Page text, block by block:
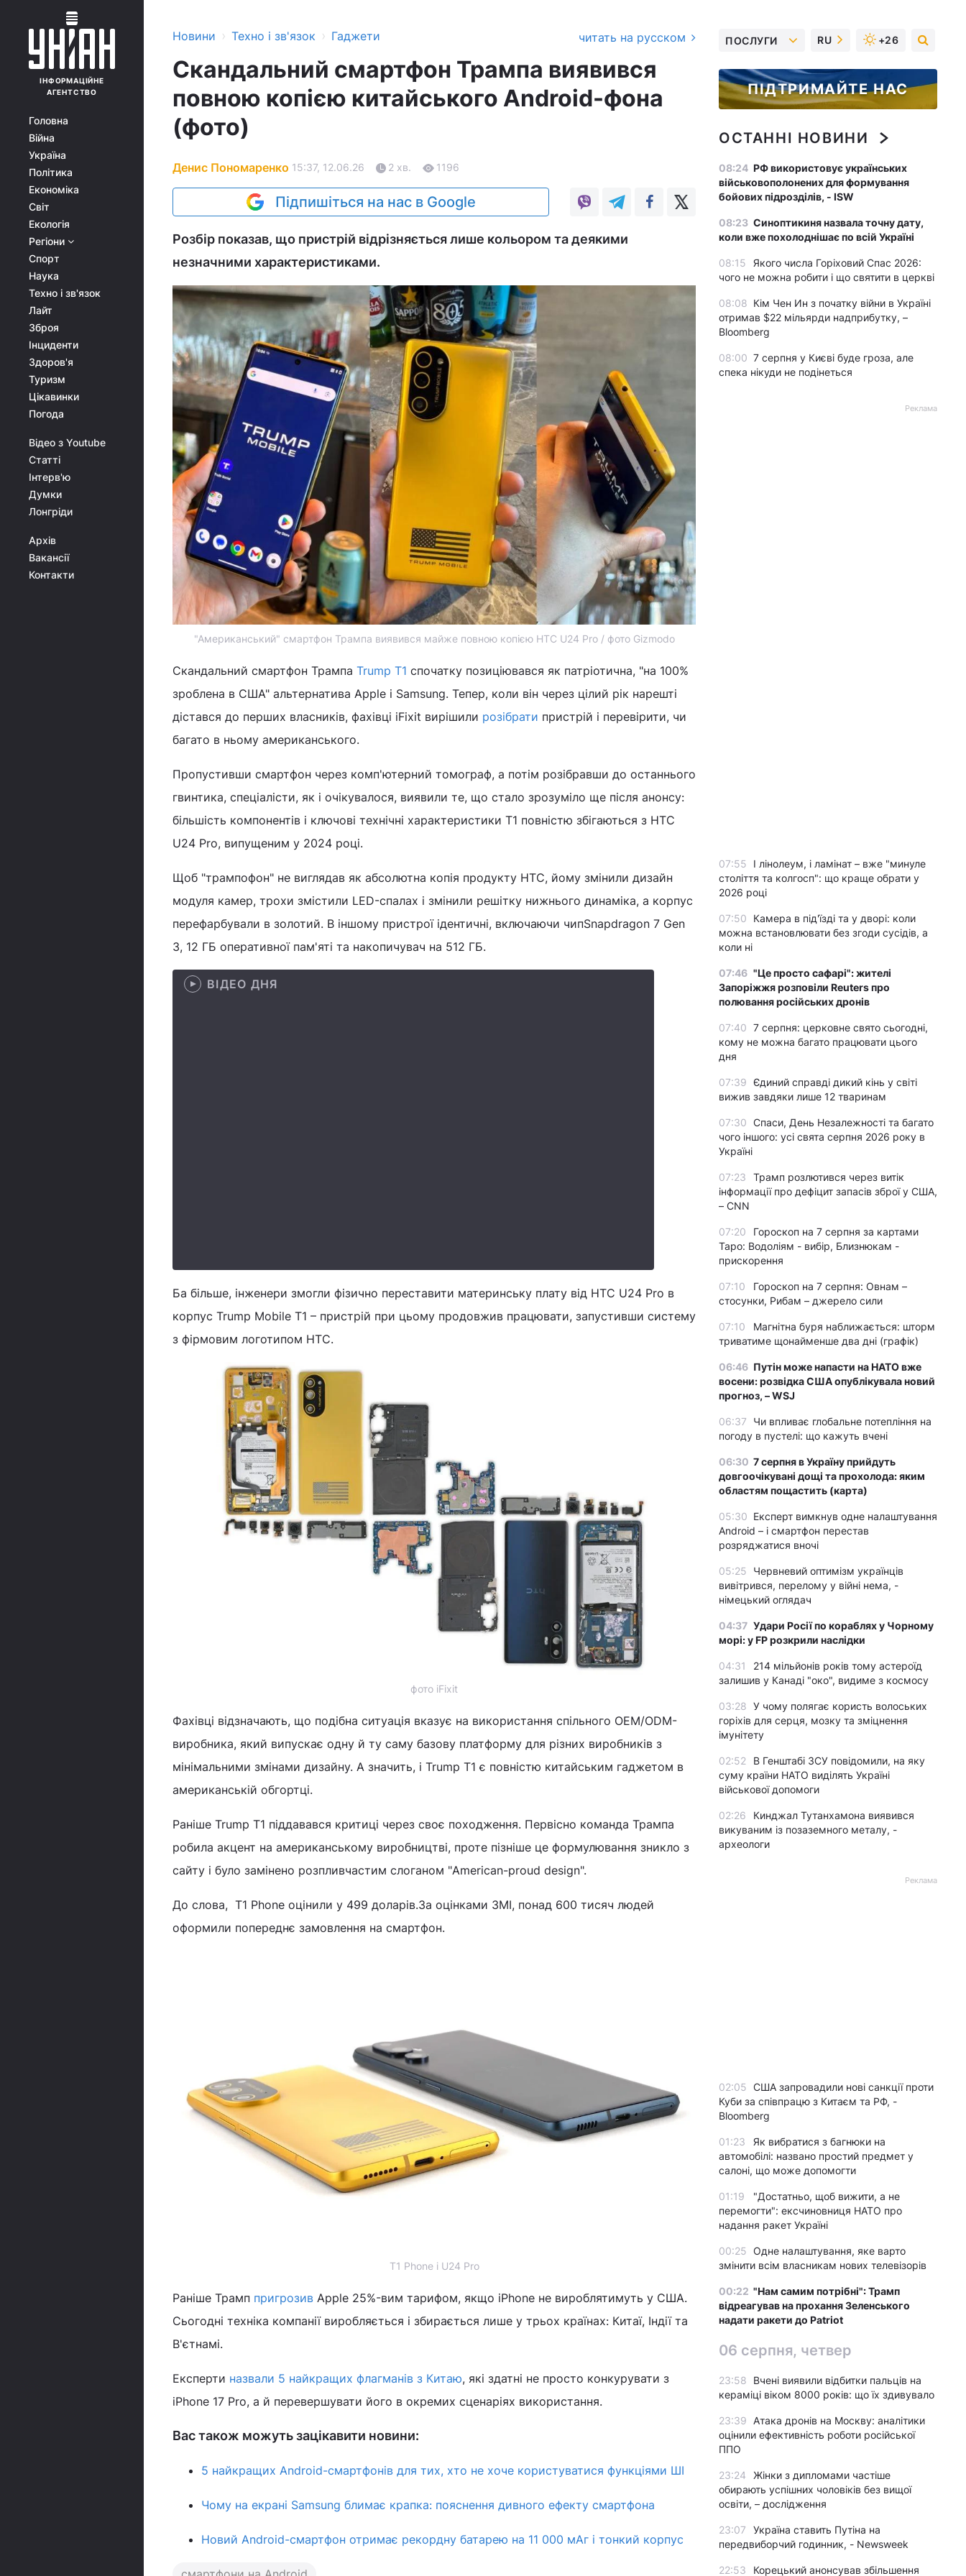
ІНФОРМАЦІЙНЕ
АГЕНТСТВО
Головна
Війна
Україна
Політика
Економіка
Світ
Екологія
Регіони
Спорт
Наука
Техно і зв'язок
Лайт
Зброя
Інциденти
Здоров'я
Туризм
Цікавинки
Погода
Відео з Youtube
Статті
Інтерв'ю
Думки
Лонгріди
Архів
Вакансії
Контакти
Новини › Техно і зв'язок › Гаджети читать на русском
Скандальний смартфон Трампа виявився
повною копією китайського Android-фона
(фото)
Денис Пономаренко 15:37, 12.06.26 2 хв. 1196
Підпишіться на нас в Google
Розбір показав, що пристрій відрізняється лише кольором та деякими
незначними характеристиками.
"Американський" смартфон Трампа виявився майже повною копією HTC U24 Pro / фото Gizmodo
Скандальний смартфон Трампа Trump T1 спочатку позиціювався як патріотична, "на 100%
зроблена в США" альтернатива Apple і Samsung. Тепер, коли він через цілий рік нарешті
дістався до перших власників, фахівці iFixit вирішили розібрати пристрій і перевірити, чи
багато в ньому американського.
Пропустивши смартфон через комп'ютерний томограф, а потім розібравши до останнього
гвинтика, спеціалісти, як і очікувалося, виявили те, що стало зрозуміло ще після анонсу:
більшість компонентів і ключові технічні характеристики T1 повністю збігаються з HTC
U24 Pro, випущеним у 2024 році.
Щоб "трампофон" не виглядав як абсолютна копія продукту HTC, йому змінили дизайн
модуля камер, трохи змістили LED-спалах і змінили решітку нижнього динаміка, а корпус
перефарбували в золотий. В іншому пристрої ідентичні, включаючи чипSnapdragon 7 Gen
3, 12 ГБ оперативної пам'яті та накопичувач на 512 ГБ.
ВІДЕО ДНЯ
Ба більше, інженери змогли фізично переставити материнську плату від HTC U24 Pro в
корпус Trump Mobile T1 – пристрій при цьому продовжив працювати, запустивши систему
з фірмовим логотипом HTC.
фото iFixit
Фахівці відзначають, що подібна ситуація вказує на використання спільного OEM/ODM-
виробника, який випускає одну й ту саму базову платформу для різних виробників з
мінімальними змінами дизайну. А значить, і Trump T1 є повністю китайським гаджетом в
американській обгортці.
Раніше Trump T1 піддавався критиці через своє походження. Первісно команда Трампа
робила акцент на американському виробництві, проте пізніше це формулювання зникло з
сайту і було замінено розпливчастим слоганом "American-proud design".
До слова, T1 Phone оцінили у 499 доларів.За оцінками ЗМІ, понад 600 тисяч людей
оформили попереднє замовлення на смартфон.
T1 Phone і U24 Pro
Раніше Трамп пригрозив Apple 25%-вим тарифом, якщо iPhone не вироблятимуть у США.
Сьогодні техніка компанії виробляється і збирається лише у трьох країнах: Китаї, Індії та
В'єтнамі.
Експерти назвали 5 найкращих флагманів з Китаю, які здатні не просто конкурувати з
iPhone 17 Pro, а й перевершувати його в окремих сценаріях використання.
Вас також можуть зацікавити новини:
5 найкращих Android-смартфонів для тих, хто не хоче користуватися функціями ШІ
Чому на екрані Samsung блимає крапка: пояснення дивного ефекту смартфона
Новий Android-смартфон отримає рекордну батарею на 11 000 мАг і тонкий корпус
ПОСЛУГИ RU +26
ПІДТРИМАЙТЕ НАС
ОСТАННІ НОВИНИ
08:24 РФ використовує українських
військовополонених для формування
бойових підрозділів, - ISW
08:23 Синоптикиня назвала точну дату,
коли вже похолоднішає по всій Україні
08:15
Якого числа Горіховий Спас 2026:
чого не можна робити і що святити в церкві
08:08 Кім Чен Ин з початку війни в Україні
отримав $22 мільярди надприбутку, –
Bloomberg
08:00 7 серпня у Києві буде гроза, але
спека нікуди не подінеться
Реклама
07:55
І лінолеум, і ламінат – вже "минуле
століття та колгосп": що краще обрати у
2026 році
07:50
Камера в під'їзді та у дворі: коли
можна встановлювати без згоди сусідів, а
коли ні
07:46 "Це просто сафарі": жителі
Запоріжжя розповіли Reuters про
полювання російських дронів
07:40 7 серпня: церковне свято сьогодні,
кому не можна багато працювати цього
дня
07:39 Єдиний справді дикий кінь у світі
вижив завдяки лише 12 тваринам
07:30 Спаси, День Незалежності та багато
чого іншого: усі свята серпня 2026 року в
Україні
07:23
Трамп розлютився через витік
інформації про дефіцит запасів зброї у США,
– CNN
07:20
Гороскоп на 7 серпня за картами
Таро: Водоліям - вибір, Близнюкам -
прискорення
07:10
Гороскоп на 7 серпня: Овнам –
стосунки, Рибам – джерело сили
07:10
Магнітна буря наближається: шторм
триватиме щонайменше два дні (графік)
06:46 Путін може напасти на НАТО вже
восени: розвідка США опублікувала новий
прогноз, – WSJ
06:37
Чи впливає глобальне потепління на
погоду в пустелі: що кажуть вчені
06:30 7 серпня в Україну прийдуть
довгоочікувані дощі та прохолода: яким
областям пощастить (карта)
05:30 Експерт вимкнув одне налаштування
Android – і смартфон перестав
розряджатися вночі
05:25
Червневий оптимізм українців
вивітрився, перелому у війні нема, -
німецький оглядач
04:37 Удари Росії по кораблях у Чорному
морі: у FP розкрили наслідки
04:31
214 мільйонів років тому астероїд
залишив у Канаді "око", видиме з космосу
03:28 У чому полягає користь волоських
горіхів для серця, мозку та зміцнення
імунітету
02:52
В Генштабі ЗСУ повідомили, на яку
суму країни НАТО виділять Україні
військової допомоги
02:26
Кинджал Тутанхамона виявився
викуваним із позаземного металу, -
археологи
Реклама
02:05 США запровадили нові санкції проти
Куби за співпрацю з Китаєм та РФ, -
Bloomberg
01:23
Як вибратися з багнюки на
автомобілі: названо простий предмет у
салоні, що може допомогти
01:19
"Достатньо, щоб вижити, а не
перемогти": ексчиновниця НАТО про
надання ракет Україні
00:25 Одне налаштування, яке варто
змінити всім власникам нових телевізорів
00:22 "Нам самим потрібні": Трамп
відреагував на прохання Зеленського
надати ракети до Patriot
06 серпня, четвер
23:58
Вчені виявили відбитки пальців на
кераміці віком 8000 років: що їх здивувало
23:39
Атака дронів на Москву: аналітики
оцінили ефективність роботи російської
ППО
23:24
Жінки з дипломами частіше
обирають успішних чоловіків без вищої
освіти, – дослідження
23:07
Україна ставить Путіна на
передвиборчий годинник, - Newsweek
22:53 Корецький анонсував збільшення